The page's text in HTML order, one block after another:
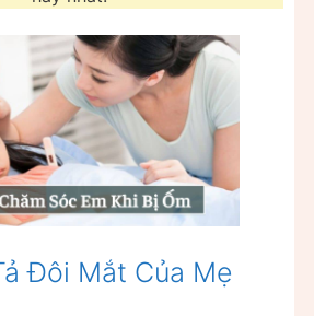
Đôi Mắt Của Mẹ